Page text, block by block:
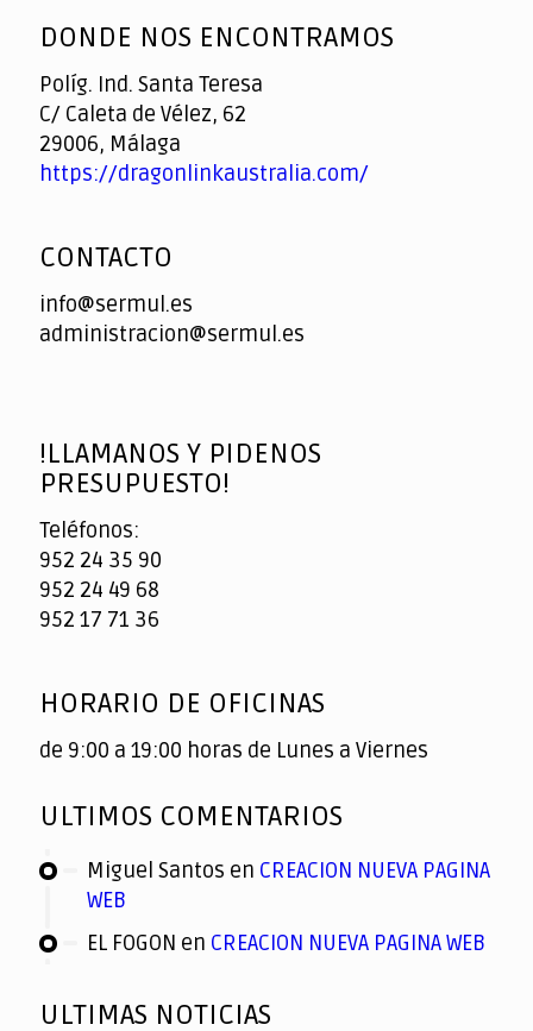
of
DONDE NOS ENCONTRAMOS
Políg. Ind. Santa Teresa
C/ Caleta de Vélez, 62
29006, Málaga
https://dragonlinkaustralia.com/
CONTACTO
info@sermul.es
administracion@sermul.es
!LLAMANOS Y PIDENOS
PRESUPUESTO!
Teléfonos:
952 24 35 90
952 24 49 68
952 17 71 36
HORARIO DE OFICINAS
de 9:00 a 19:00 horas de Lunes a Viernes
ULTIMOS COMENTARIOS
Miguel Santos en CREACION NUEVA PAGINA
WEB
EL FOGON en CREACION NUEVA PAGINA WEB
ULTIMAS NOTICIAS